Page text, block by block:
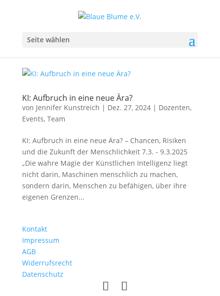
Seite wählen
KI: Aufbruch in eine neue Ära?
von Jennifer Kunstreich | Dez. 27, 2024| Dozenten,
Events, Team
KI: Aufbruch in eine neue Ära? – Chancen, Risiken
und die Zukunft der Menschlichkeit 7.3. - 9.3.2025
„Die wahre Magie der Künstlichen Intelligenz liegt
nicht darin, Maschinen menschlich zu machen,
sondern darin, Menschen zu befähigen, über ihre
eigenen Grenzen...
Kontakt
Impressum
AGB
Widerrufsrecht
Datenschutz